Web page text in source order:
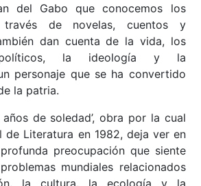
del Gabo que conocemos los
través de novelas, cuentos y
dan cuenta de la vida, los
políticos, la ideología y la
personaje que se ha convertido
la patria.
de soledad’, obra por la cual
de Literatura en 1982, deja ver en
preocupación que siente
mundiales relacionados